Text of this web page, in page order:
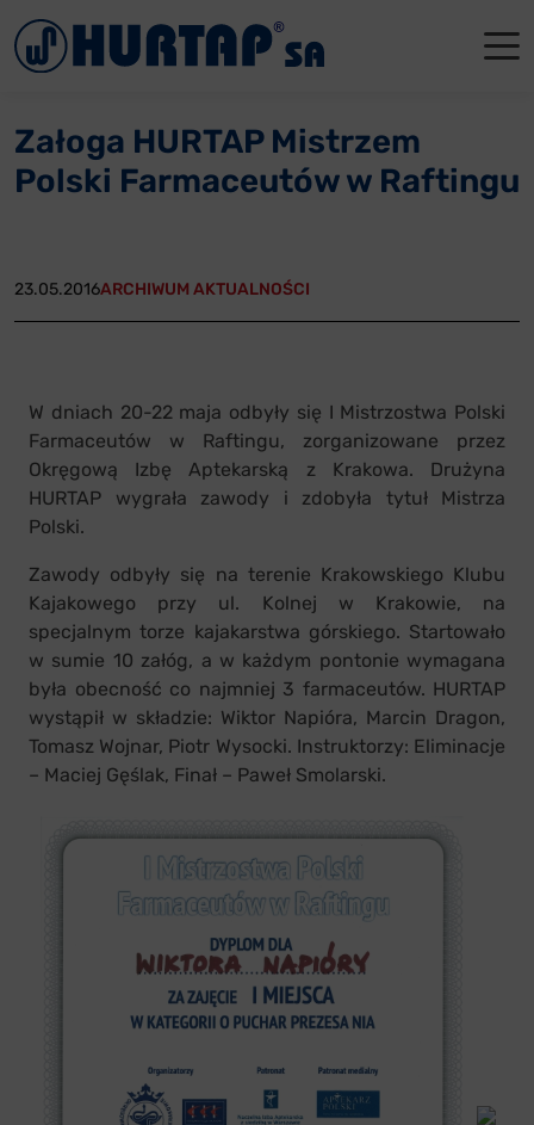
Załoga HURTAP Mistrzem
Polski Farmaceutów w Raftingu
23.05.2016ARCHIWUM AKTUALNOŚCI
W dniach 20-22 maja odbyły się I Mistrzostwa Polski
Farmaceutów w Raftingu, zorganizowane przez
Okręgową Izbę Aptekarską z Krakowa. Drużyna
HURTAP wygrała zawody i zdobyła tytuł Mistrza
Polski.
Zawody odbyły się na terenie Krakowskiego Klubu
Kajakowego przy ul. Kolnej w Krakowie, na
specjalnym torze kajakarstwa górskiego. Startowało
w sumie 10 załóg, a w każdym pontonie wymagana
była obecność co najmniej 3 farmaceutów. HURTAP
wystąpił w składzie: Wiktor Napióra, Marcin Dragon,
Tomasz Wojnar, Piotr Wysocki. Instruktorzy: Eliminacje
– Maciej Gęślak, Finał – Paweł Smolarski.
Menu
Aktualności
Reklamacje
Kontakt